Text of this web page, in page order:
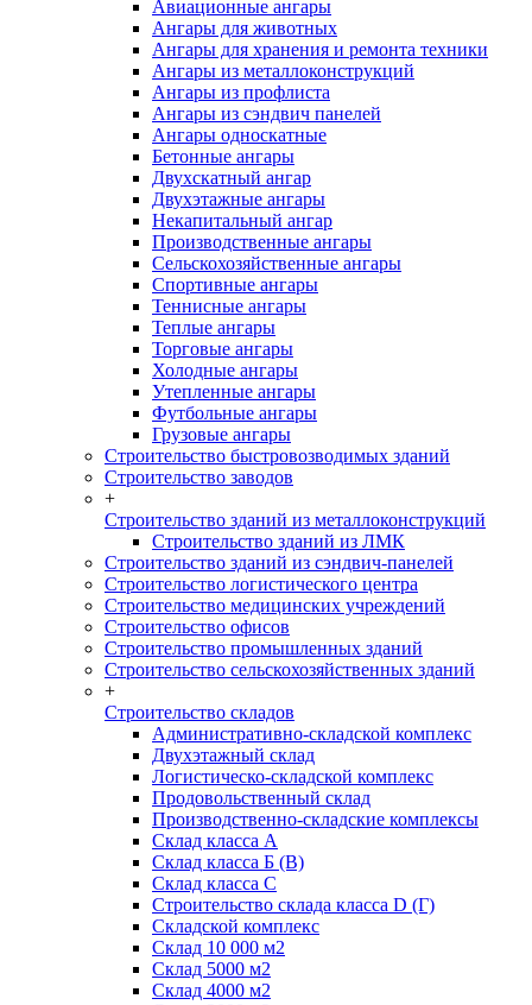
Авиационные ангары
Ангары для животных
Ангары для хранения и ремонта техники
Ангары из металлоконструкций
Ангары из профлиста
Ангары из сэндвич панелей
Ангары односкатные
Бетонные ангары
Двухскатный ангар
Двухэтажные ангары
Некапитальный ангар
Производственные ангары
Сельскохозяйственные ангары
Спортивные ангары
Теннисные ангары
Теплые ангары
Торговые ангары
Холодные ангары
Утепленные ангары
Футбольные ангары
Грузовые ангары
Строительство быстровозводимых зданий
Строительство заводов
+
Строительство зданий из металлоконструкций
Строительство зданий из ЛМК
Строительство зданий из сэндвич-панелей
Строительство логистического центра
Строительство медицинских учреждений
Строительство офисов
Строительство промышленных зданий
Строительство сельскохозяйственных зданий
+
Строительство складов
Административно-складской комплекс
Двухэтажный склад
Логистическо-складской комплекс
Продовольственный склад
Производственно-складские комплексы
Склад класса А
Склад класса Б (B)
Склад класса С
Строительство склада класса D (Г)
Складской комплекс
Склад 10 000 м2
Склад 5000 м2
Склад 4000 м2